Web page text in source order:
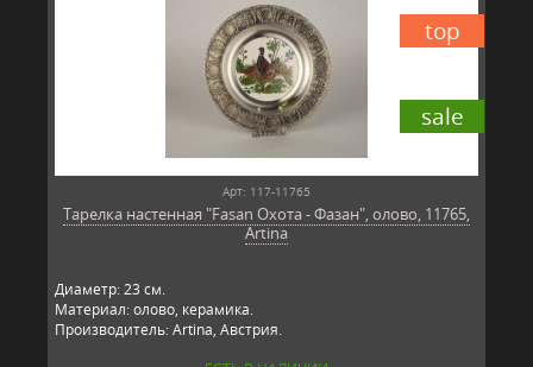
sale
top
Арт: 117-11765
Тарелка настенная "Fasan Охота - Фазан", олово, 11765,
Artina
Диаметр: 23 см.
Материал: олово, керамика.
Производитель: Artina, Австрия.